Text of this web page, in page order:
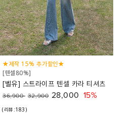
★제작 15% 추가할인★
[텐셀80%]
[벨유] 스트라이프 텐셀 카라 티셔츠
36,900 32,900 28,000 15%
(리뷰:183)